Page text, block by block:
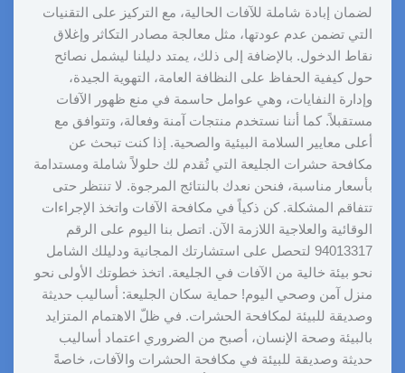
لضمان إبادة شاملة للآفات الحالية، مع التركيز على التقنيات
التي تضمن عدم عودتها، مثل معالجة مصادر التكاثر وإغلاق
نقاط الدخول. بالإضافة إلى ذلك، يمتد دليلنا ليشمل نصائح
حول كيفية الحفاظ على النظافة العامة، التهوية الجيدة،
وإدارة النفايات، وهي عوامل حاسمة في منع ظهور الآفات
مستقبلاً. كما أننا نستخدم منتجات آمنة وفعالة، وتتوافق مع
أعلى معايير السلامة البيئية والصحية. إذا كنت تبحث عن
مكافحة حشرات الجليعة التي تُقدم لك حلولاً شاملة ومستدامة
بأسعار مناسبة، فنحن نعدك بالنتائج المرجوة. لا تنتظر حتى
تتفاقم المشكلة. كن ذكياً في مكافحة الآفات واتخذ الإجراءات
الوقائية والعلاجية اللازمة الآن. اتصل بنا اليوم على الرقم
94013317 لتحصل على استشارتك المجانية ودليلك الشامل
نحو بيئة خالية من الآفات في الجليعة. اتخذ خطوتك الأولى نحو
منزل آمن وصحي اليوم! حماية سكان الجليعة: أساليب حديثة
وصديقة للبيئة لمكافحة الحشرات. في ظلّ الاهتمام المتزايد
بالبيئة وصحة الإنسان، أصبح من الضروري اعتماد أساليب
حديثة وصديقة للبيئة في مكافحة الحشرات والآفات، خاصةً